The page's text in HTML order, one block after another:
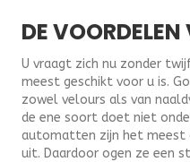
DE
U vraagt zich nu zonder
meest geschikt voor u is.
zowel velours als van
de ene soort doet niet
automatten zijn het
uit. Daardoor ogen ze een